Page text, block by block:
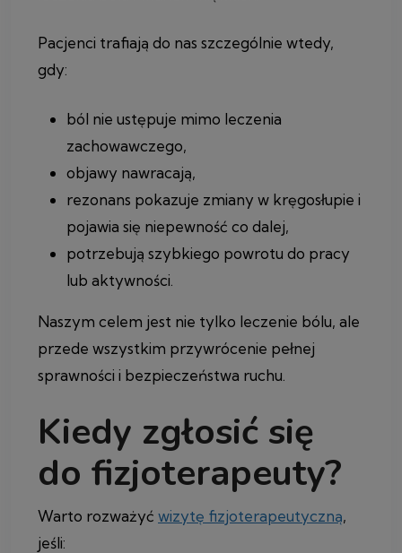
Pacjenci trafiają do nas szczególnie wtedy,
gdy:
ból nie ustępuje mimo leczenia
zachowawczego,
objawy nawracają,
rezonans pokazuje zmiany w kręgosłupie i
pojawia się niepewność co dalej,
potrzebują szybkiego powrotu do pracy
lub aktywności.
Naszym celem jest nie tylko leczenie bólu, ale
przede wszystkim przywrócenie pełnej
sprawności i bezpieczeństwa ruchu.
Kiedy zgłosić się
do fizjoterapeuty?
Warto rozważyć wizytę fizjoterapeutyczną,
jeśli: